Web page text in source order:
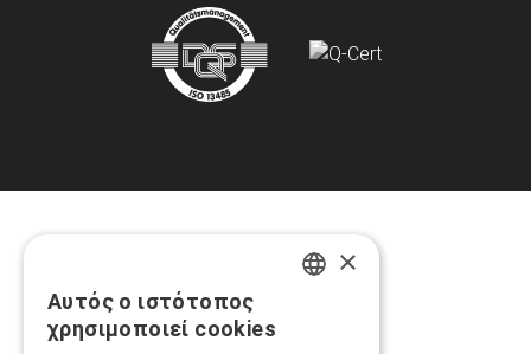
×
Αυτός ο ιστότοπος
χρησιμοποιεί cookies